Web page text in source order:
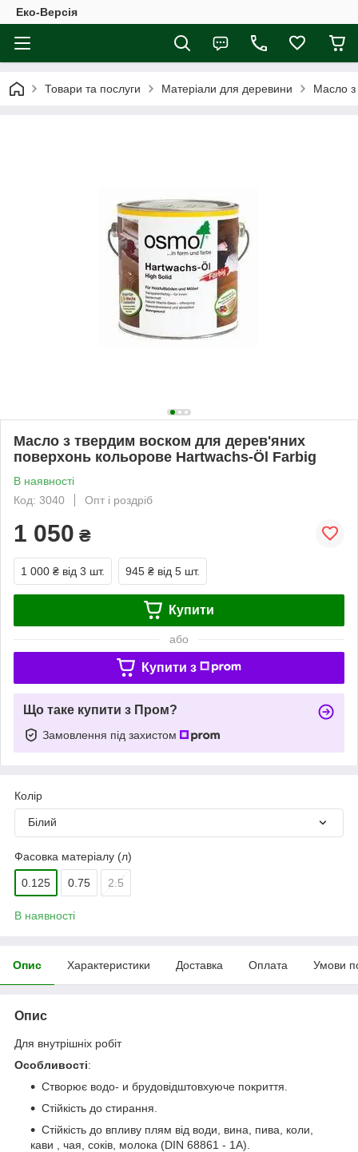
Еко-Версія
Товари та послуги Матеріали для деревини Масло з
Масло з твердим воском для дерев'яних
поверхонь кольорове Hartwachs-Öl Farbig
В наявності
Код: 3040
Опт і роздріб
1 050 ₴
1 000 ₴ від 3 шт. 945 ₴ від 5 шт.
Купити
або
Купити з
Що таке купити з Пром?
Замовлення під захистом
Колір
Білий
Фасовка матеріалу (л)
0.125 0.75 2.5
В наявності
Опис Характеристики Доставка Оплата Умови
Опис
Для внутрішніх робіт
Особливості:
Створює водо- и брудовідштовхуюче покриття.
Стійкість до стирання.
Стійкість до впливу плям від води, вина, пива, коли,
кави , чая, соків, молока (DIN 68861 - 1A).